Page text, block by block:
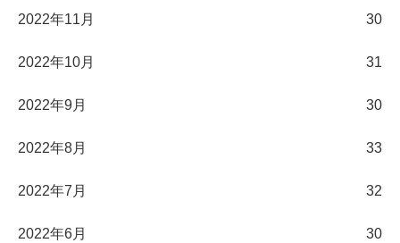
2022年11月 30
2022年10月 31
2022年9月 30
2022年8月 33
2022年7月 32
2022年6月 30